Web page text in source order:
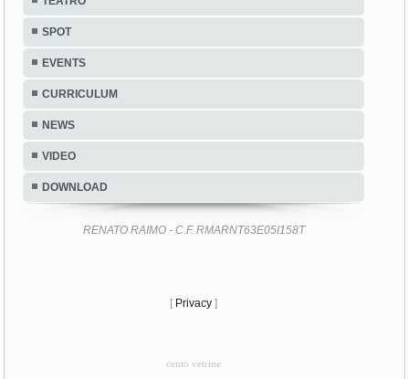
SPOT
EVENTS
CURRICULUM
NEWS
VIDEO
DOWNLOAD
RENATO RAIMO - C.F. RMARNT63E05I158T
[ Privacy ]
cento vetrine